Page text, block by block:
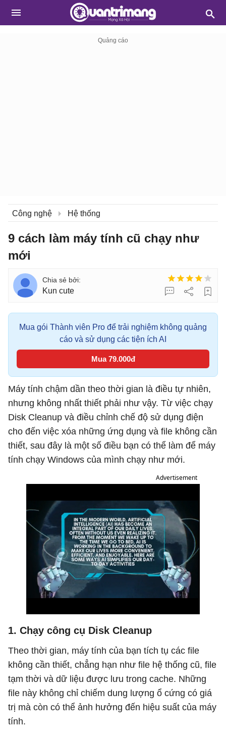
Công nghệ Hệ thống
9 cách làm máy tính cũ chạy như
mới
Kun cute
Mua gói Thành viên Pro để trải nghiệm không quảng
cáo và sử dụng các tiện ích AI
Mua 79.000đ
Máy tính chậm dần theo thời gian là điều tự nhiên,
nhưng không nhất thiết phải như vậy. Từ việc chạy
Disk Cleanup và điều chỉnh chế độ sử dụng điện
cho đến việc xóa những ứng dụng và file không cần
thiết, sau đây là một số điều bạn có thể làm để máy
tính chạy Windows của mình chạy như mới.
Advertisement
1. Chạy công cụ Disk Cleanup
Theo thời gian, máy tính của bạn tích tụ các file
không cần thiết, chẳng hạn như file hệ thống cũ, file
tạm thời và dữ liệu được lưu trong cache. Những
file này không chỉ chiếm dung lượng ổ cứng có giá
trị mà còn có thể ảnh hưởng đến hiệu suất của máy
tính.